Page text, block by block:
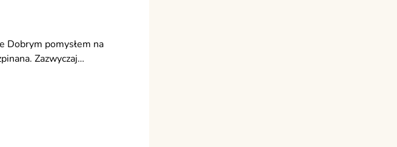
Dobrym pomysłem na
Zazwyczaj…